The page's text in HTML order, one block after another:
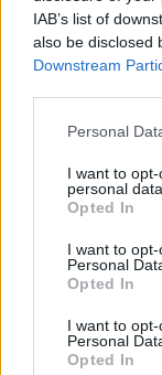
IAB’s list of
also be disclosed
Downstream
Please note that
not limited to
grant or deny
use your data for
consent section.
Personal
I want to
personal data.
Opted In
I want to
Personal
Opted In
I want to
Personal
Opted In
window.
„Kiforgattak
Szóval igen.
ahhoz, hogy a
balszerencsés
Egymást
erős időmérőt
nem tudok